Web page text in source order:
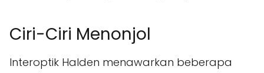
Ciri-Ciri Menonjol
Interoptik Halden menawarkan beberapa